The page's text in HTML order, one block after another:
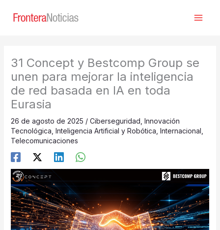
31 Concept y Bestcomp Group se
unen para mejorar la inteligencia
de red basada en IA en toda
Eurasia
26 de agosto de 2025 / Ciberseguridad Innovación
Tecnológica Inteligencia Artificial y Robótica Internacional
Telecomunicaciones